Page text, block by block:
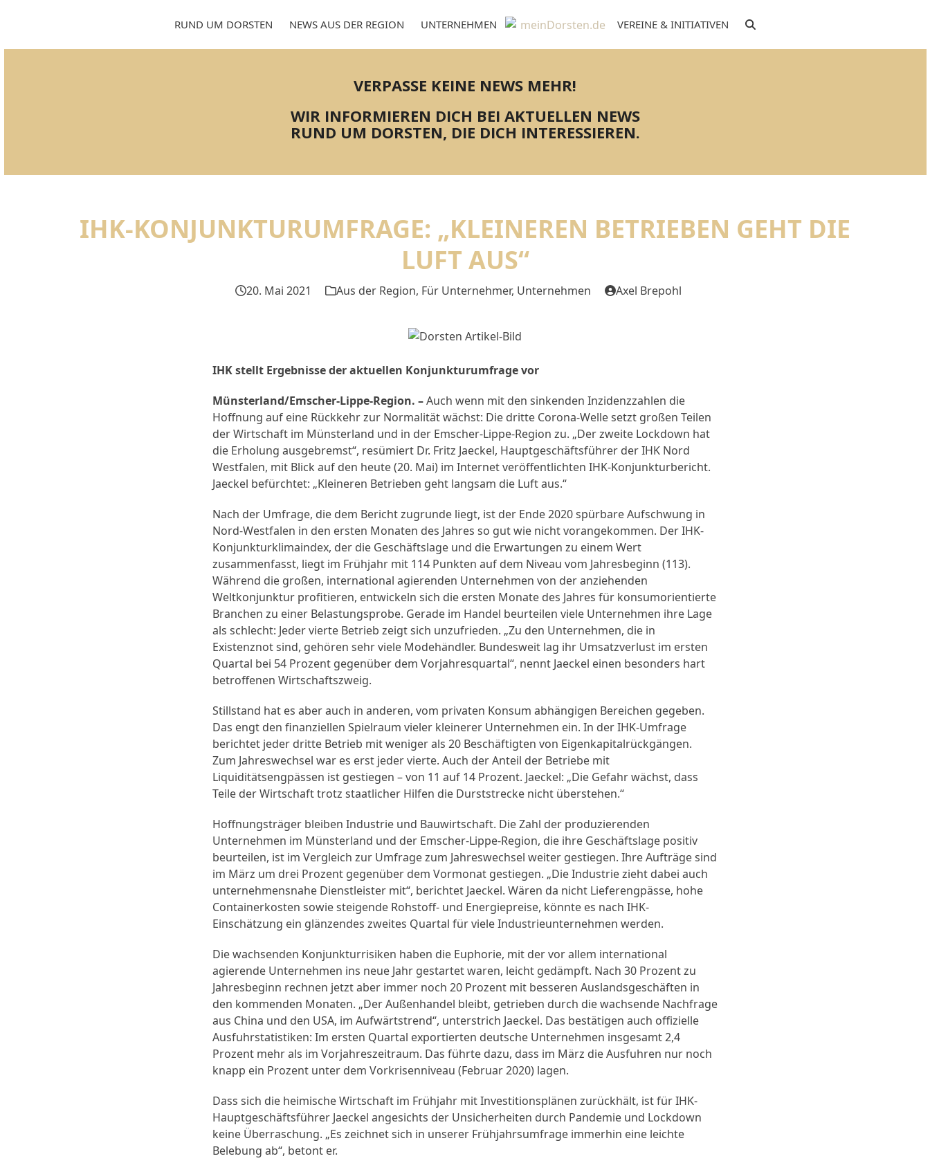
RUND UM DORSTEN NEWS AUS DER REGION UNTERNEHMEN VEREINE & INITIATIVEN
VERPASSE KEINE NEWS MEHR!
WIR INFORMIEREN DICH BEI AKTUELLEN NEWS
RUND UM DORSTEN, DIE DICH INTERESSIEREN.
IHK-KONJUNKTURUMFRAGE: „KLEINEREN BETRIEBEN GEHT DIE
LUFT AUS“
20. Mai 2021 Aus der Region, Für Unternehmer, Unternehmen Axel Brepohl
IHK stellt Ergebnisse der aktuellen Konjunkturumfrage vor
Münsterland/Emscher-Lippe-Region. –Auch wenn mit den sinkenden Inzidenzzahlen die
Hoffnung auf eine Rückkehr zur Normalität wächst: Die dritte Corona-Welle setzt großen Teilen
der Wirtschaft im Münsterland und in der Emscher-Lippe-Region zu. „Der zweite Lockdown hat
die Erholung ausgebremst“, resümiert Dr. Fritz Jaeckel, Hauptgeschäftsführer der IHK Nord
Westfalen, mit Blick auf den heute (20. Mai) im Internet veröffentlichten IHK-Konjunkturbericht.
Jaeckel befürchtet: „Kleineren Betrieben geht langsam die Luft aus.“
Nach der Umfrage, die dem Bericht zugrunde liegt, ist der Ende 2020 spürbare Aufschwung in
Nord-Westfalen in den ersten Monaten des Jahres so gut wie nicht vorangekommen. Der IHK-
Konjunkturklimaindex, der die Geschäftslage und die Erwartungen zu einem Wert
zusammenfasst, liegt im Frühjahr mit 114 Punkten auf dem Niveau vom Jahresbeginn (113).
Während die großen, international agierenden Unternehmen von der anziehenden
Weltkonjunktur profitieren, entwickeln sich die ersten Monate des Jahres für konsumorientierte
Branchen zu einer Belastungsprobe. Gerade im Handel beurteilen viele Unternehmen ihre Lage
als schlecht: Jeder vierte Betrieb zeigt sich unzufrieden. „Zu den Unternehmen, die in
Existenznot sind, gehören sehr viele Modehändler. Bundesweit lag ihr Umsatzverlust im ersten
Quartal bei 54 Prozent gegenüber dem Vorjahresquartal“, nennt Jaeckel einen besonders hart
betroffenen Wirtschaftszweig.
Stillstand hat es aber auch in anderen, vom privaten Konsum abhängigen Bereichen gegeben.
Das engt den finanziellen Spielraum vieler kleinerer Unternehmen ein. In der IHK-Umfrage
berichtet jeder dritte Betrieb mit weniger als 20 Beschäftigten von Eigenkapitalrückgängen.
Zum Jahreswechsel war es erst jeder vierte. Auch der Anteil der Betriebe mit
Liquiditätsengpässen ist gestiegen – von 11 auf 14 Prozent. Jaeckel: „Die Gefahr wächst, dass
Teile der Wirtschaft trotz staatlicher Hilfen die Durststrecke nicht überstehen.“
Hoffnungsträger bleiben Industrie und Bauwirtschaft. Die Zahl der produzierenden
Unternehmen im Münsterland und der Emscher-Lippe-Region, die ihre Geschäftslage positiv
beurteilen, ist im Vergleich zur Umfrage zum Jahreswechsel weiter gestiegen. Ihre Aufträge sind
im März um drei Prozent gegenüber dem Vormonat gestiegen. „Die Industrie zieht dabei auch
unternehmensnahe Dienstleister mit“, berichtet Jaeckel. Wären da nicht Lieferengpässe, hohe
Containerkosten sowie steigende Rohstoff- und Energiepreise, könnte es nach IHK-
Einschätzung ein glänzendes zweites Quartal für viele Industrieunternehmen werden.
Die wachsenden Konjunkturrisiken haben die Euphorie, mit der vor allem international
agierende Unternehmen ins neue Jahr gestartet waren, leicht gedämpft. Nach 30 Prozent zu
Jahresbeginn rechnen jetzt aber immer noch 20 Prozent mit besseren Auslandsgeschäften in
den kommenden Monaten. „Der Außenhandel bleibt, getrieben durch die wachsende Nachfrage
aus China und den USA, im Aufwärtstrend“, unterstrich Jaeckel. Das bestätigen auch offizielle
Ausfuhrstatistiken: Im ersten Quartal exportierten deutsche Unternehmen insgesamt 2,4
Prozent mehr als im Vorjahreszeitraum. Das führte dazu, dass im März die Ausfuhren nur noch
knapp ein Prozent unter dem Vorkrisenniveau (Februar 2020) lagen.
Dass sich die heimische Wirtschaft im Frühjahr mit Investitionsplänen zurückhält, ist für IHK-
Hauptgeschäftsführer Jaeckel angesichts der Unsicherheiten durch Pandemie und Lockdown
keine Überraschung. „Es zeichnet sich in unserer Frühjahrsumfrage immerhin eine leichte
Belebung ab“, betont er.